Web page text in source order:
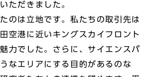
ただきました。
のは立地です。私たちの取引先は
空港に近いキングスカイフロント
力でした。さらに、サイエンスパ
なエリアにする目的があるのな